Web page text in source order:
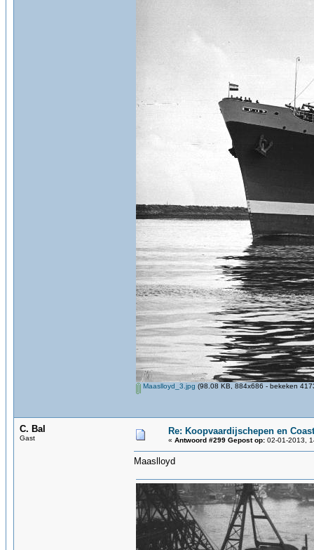
Maaslloyd_3.jpg (98.08 KB, 884x686 - bekeken
C. Bal
Gast
Re: Koopvaardijschepen en
« Antwoord #299 Gepost op: 02-01-2013,
Maaslloyd